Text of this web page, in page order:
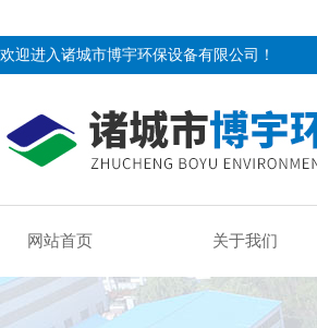
欢迎进入诸城市博宇环保设备有限公司！
网站首页 关于我们